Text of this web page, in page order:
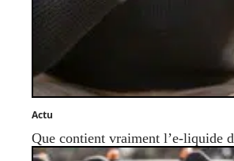
Actu
Que contient vraiment l’e-liquide